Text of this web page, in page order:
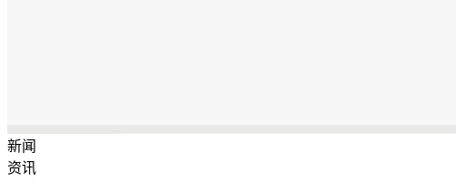
新闻
资讯